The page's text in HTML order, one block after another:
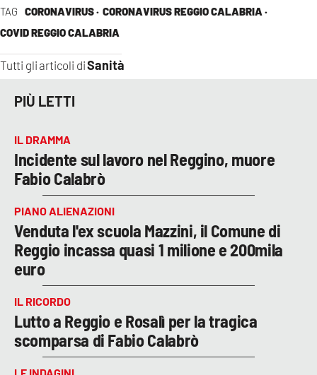
TAG CORONAVIRUS · CORONAVIRUS REGGIO CALABRIA ·
COVID REGGIO CALABRIA
Tutti gli articoli diSanità
PIÙ LETTI
IL DRAMMA
Incidente sul lavoro nel Reggino, muore
Fabio Calabrò
PIANO ALIENAZIONI
Venduta l'ex scuola Mazzini, il Comune di
Reggio incassa quasi 1 milione e 200mila
euro
IL RICORDO
Lutto a Reggio e Rosalì per la tragica
scomparsa di Fabio Calabrò
LE INDAGINI